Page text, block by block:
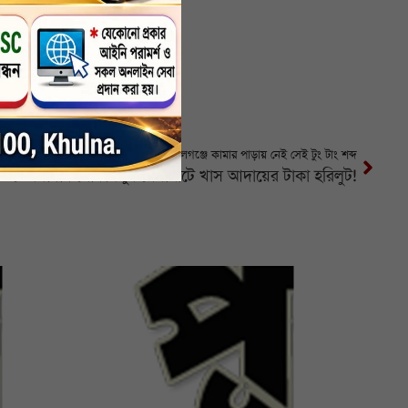
মোরেলগঞ্জে কামার পাড়ায় নেই সেই টুং টাং শব্দ
তেরখাদার মোকামপুর খেয়াঘাটে খাস আদায়ের টাকা হরিলুট!